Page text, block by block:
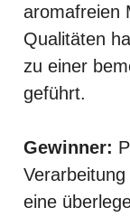
aromafreien
Qualitäten
zu einer
geführt.
Gewinner:
eine